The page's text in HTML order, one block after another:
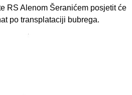
RS Alenom Šeranićem posjetit će
po transplataciji bubrega.